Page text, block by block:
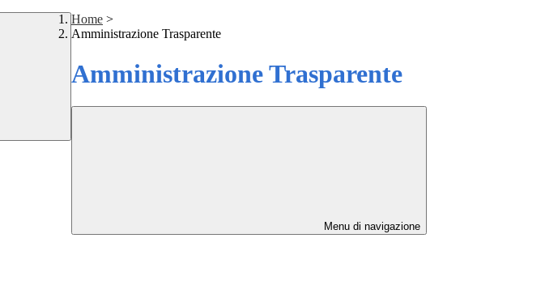
Home >
Amministrazione Trasparente
Amministrazione Trasparente
Menu di navigazione